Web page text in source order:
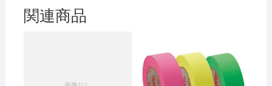
関連商品